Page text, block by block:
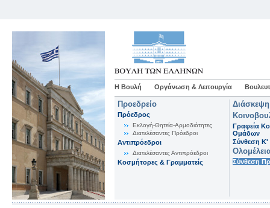
Η Βουλή Οργάνωση & Λειτουργία
Προεδρείο
Πρόεδρος
Εκλογή-Θητεία-Αρμοδιότητες
Διατελέσαντες Πρόεδροι
Αντιπρόεδροι
Διατελέσαντες Αντιπρόεδροι
Κοσμήτορες & Γραμματείς
Γραφεία
Ομάδων
Σύνθεση K'
Σύνθεση